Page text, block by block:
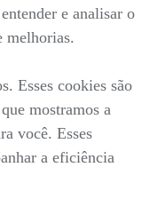
e analisar o
melhorias.
Esses cookies são
mostramos a
você. Esses
a eficiência